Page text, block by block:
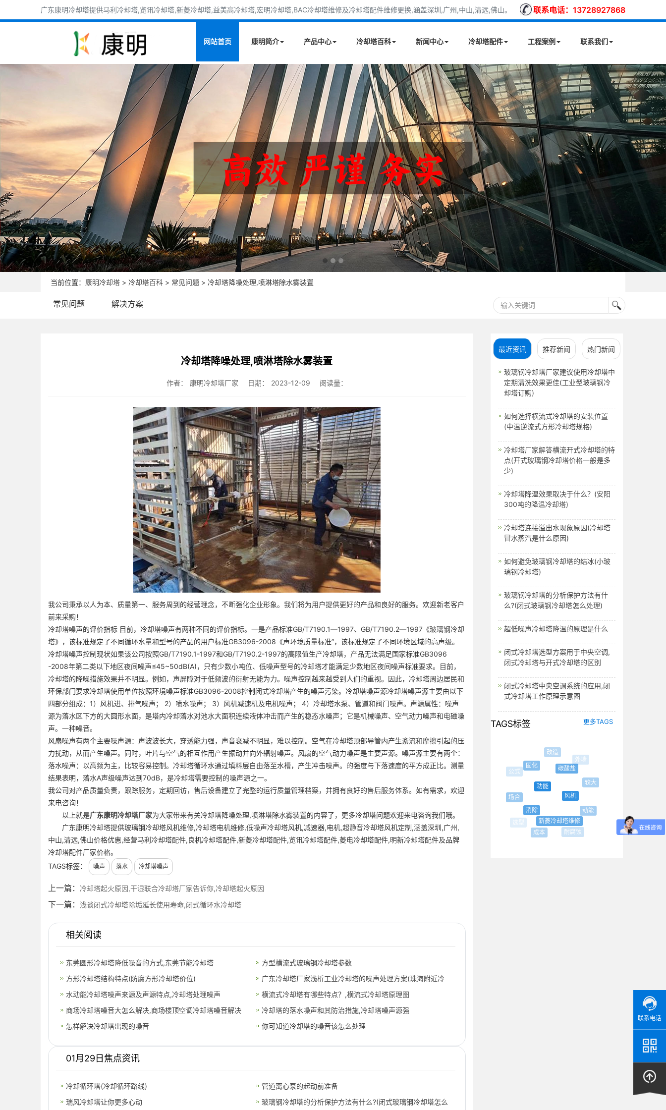
广东康明冷却塔提供马利冷却塔,览讯冷却塔,新菱冷却塔,益美高冷却塔,宏明冷却塔,BAC冷却塔维修及冷却塔配件维修更换,涵盖深圳,广州,中山,清远,佛山。 联系电话：13728927868
网站首页 康明简介 产品中心 冷却塔百科 新闻中心 冷却塔配件 工程案例 联系我们
当前位置： 康明冷却塔 > 冷却塔百科 > 常见问题 > 冷却塔降噪处理,喷淋塔除水雾装置
常见问题 解决方案
冷却塔降噪处理,喷淋塔除水雾装置
作者： 康明冷却塔厂家 日期： 2023-12-09 阅读量：
我公司秉承以人为本、质量第一、服务周到的经营理念，不断强化企业形象。我们将为用户提供更好的产品和良好的服务。欢迎新老客户
前来采购！
冷却塔噪声的评价指标 目前，冷却塔噪声有两种不同的评价指标。一是产品标准GB/T7190.1—1997、GB/T7190.2—1997《玻璃钢冷却
塔》，该标准规定了不同循环水量和型号的产品的用户标准GB3096-2008《声环境质量标准”，该标准规定了不同环境区域的高声级。
冷却塔噪声控制现状如果该公司按照GB/T7190.1-1997和GB/T7190.2-1997的高限值生产冷却塔，产品无法满足国家标准GB3096
-2008年第二类以下地区夜间噪声≤45~50dB(A)，只有少数小吨位、低噪声型号的冷却塔才能满足少数地区夜间噪声标准要求。目前，
冷却塔的降噪措施效果并不明显。例如，声屏障对于低频波的衍射无能为力。噪声控制越来越受到人们的重视。因此，冷却塔周边居民和
环保部门要求冷却塔使用单位按照环境噪声标准GB3096-2008控制闭式冷却塔产生的噪声污染。冷却塔噪声源冷却塔噪声源主要由以下
四部分组成：1）风机进、排气噪声； 2）喷水噪声； 3）风机减速机及电机噪声； 4）冷却塔水泵、管道和阀门噪声。声源属性：噪声
源为落水区下方的大圆形水面，是塔内冷却落水对池水大面积连续液体冲击而产生的稳态水噪声；它是机械噪声、空气动力噪声和电磁噪
声。一种噪音。
风扇噪声有两个主要噪声源：声波波长大，穿透能力强，声音衰减不明显，难以控制。空气在冷却塔顶部导管内产生紊流和摩擦引起的压
力扰动，从而产生噪声。同时，叶片与空气的相互作用产生振动并向外辐射噪声。风扇的空气动力噪声是主要声源。噪声源主要有两个：
落水噪声：以高频为主，比较容易控制。冷却塔循环水通过填料层自由落至水槽，产生冲击噪声。的强度与下落速度的平方成正比。测量
结果表明，落水A声级噪声达到70dB，是冷却塔需要控制的噪声源之一。
我公司对产品质量负责，跟踪服务，定期回访，售后设备建立了完整的运行质量管理档案，并拥有良好的售后服务体系。如有需求，欢迎
来电咨询！
以上就是广东康明冷却塔厂家为大家带来有关冷却塔降噪处理,喷淋塔除水雾装置的内容了，更多冷却塔问题欢迎来电咨询我们哦。
广东康明冷却塔提供玻璃钢冷却塔风机维修,冷却塔电机维修,低噪声冷却塔风机,减速器,电机,超静音冷却塔风机定制,涵盖深圳,广州,
中山,清远,佛山价格优惠,经营马利冷却塔配件,良机冷却塔配件,新菱冷却塔配件,览讯冷却塔配件,菱电冷却塔配件,明新冷却塔配件及品牌
冷却塔配件厂家价格。
TAGS标签：
噪声 落水 冷却塔噪声
上一篇： 冷却塔起火原因,干湿联合冷却塔厂家告诉你,冷却塔起火原因
下一篇： 浅谈闭式冷却塔除垢延长使用寿命,闭式循环水冷却塔
相关阅读
东莞圆形冷却塔降低噪音的方式,东莞节能冷却塔
方型横流式玻璃钢冷却塔参数
方形冷却塔结构特点(防腐方形冷却塔价位)
广东冷却塔厂家浅析工业冷却塔的噪声处理方案(珠海附近冷
却
水动能冷却塔噪声来源及声源特点,冷却塔处理噪声
横流式冷却塔有哪些特点？,横流式冷却塔原理图
商场冷却塔噪音大怎么解决,商场楼顶空调冷却塔噪音解决
冷却塔的落水噪声和其防治措施,冷却塔噪声源强
怎样解决冷却塔出现的噪音
你可知道冷却塔的噪音该怎么处理
01月29日焦点资讯
冷却循环塔(冷却循环路线)
管道离心泵的起动前准备
瑞风冷却塔让你更多心动
玻璃钢冷却塔的分析保护方法有什么?(闭式玻璃钢冷却塔怎么
最近资讯 推荐新闻 热门新闻
玻璃钢冷却塔厂家建议使用冷却塔中
定期清洗效果更佳(工业型玻璃钢冷
却塔订购)
如何选择横流式冷却塔的安装位置
(中温逆流式方形冷却塔规格)
冷却塔厂家解答横流开式冷却塔的特
点(开式玻璃钢冷却塔价格一般是多
少)
冷却塔降温效果取决于什么？(安阳
300吨的降温冷却塔)
冷却塔连接溢出水现象原因(冷却塔
冒水蒸汽是什么原因)
如何避免玻璃钢冷却塔的结冰(小玻
璃钢冷却塔)
玻璃钢冷却塔的分析保护方法有什
么?(闭式玻璃钢冷却塔怎么处理)
超低噪声冷却塔​降温的原理是什么
闭式冷却塔选型方案用于中央空调,
闭式冷却塔与开式冷却塔的区别
闭式冷却塔中央空调系统的应用,闭
式冷却塔工作原理示意图
TAGS标签 更多TAGS
场合
消除
功能
固化
成本
新菱冷却塔维修
风机
碳酸盐
改造
耐腐蚀
动能
较大
外墙
烟气
联系电话